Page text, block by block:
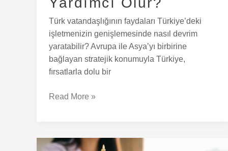
Türk vatandaşlığının faydaları Türkiye’deki
işletmenizin genişlemesinde nasıl devrim
yaratabilir? Avrupa ile Asya’yı birbirine
bağlayan stratejik konumuyla Türkiye,
fırsatlarla dolu bir
Read More »